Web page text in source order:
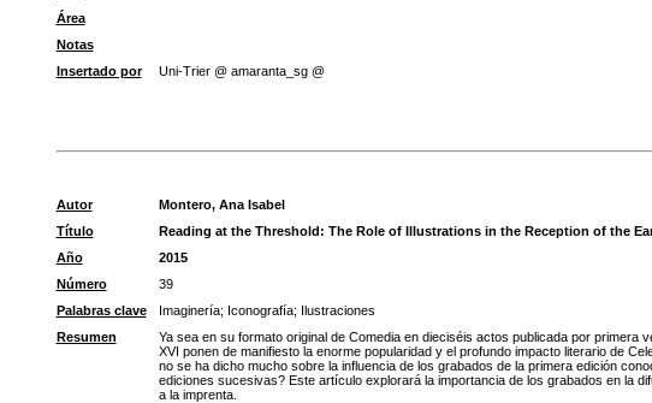
Área
Notas
Insertado por
Uni-Trier @ amaranta_sg @
Autor
Montero, Ana Isabel
Título
Reading at the Threshold: The Role of Illustrations in the Reception of the
Año
2015
Número
39
Palabras clave
Imaginería; Iconografía; Ilustraciones
Resumen
Ya sea en su formato original de Comedia en dieciséis actos publicada por
XVI ponen de manifiesto la enorme popularidad y el profundo impacto literario de
no se ha dicho mucho sobre la influencia de los grabados de la primera edición
ediciones sucesivas? Este artículo explorará la importancia de los grabados en la
a la imprenta.